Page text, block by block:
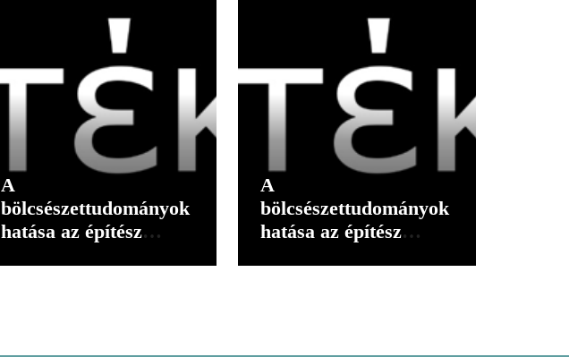
A
bölcsészettudományok
hatása az építész
A
bölcsészettudományok
hatása az építész